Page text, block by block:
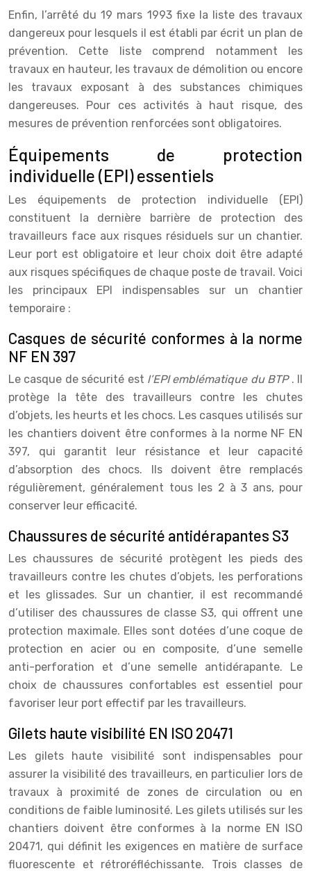
Enfin, l’arrêté du 19 mars 1993 fixe la liste des travaux
dangereux pour lesquels il est établi par écrit un plan de
prévention. Cette liste comprend notamment les
travaux en hauteur, les travaux de démolition ou encore
les travaux exposant à des substances chimiques
dangereuses. Pour ces activités à haut risque, des
mesures de prévention renforcées sont obligatoires.
Équipements de protection
individuelle (EPI) essentiels
Les équipements de protection individuelle (EPI)
constituent la dernière barrière de protection des
travailleurs face aux risques résiduels sur un chantier.
Leur port est obligatoire et leur choix doit être adapté
aux risques spécifiques de chaque poste de travail. Voici
les principaux EPI indispensables sur un chantier
temporaire :
Casques de sécurité conformes à la norme
NF EN 397
Le casque de sécurité est l’EPI emblématique du BTP . Il
protège la tête des travailleurs contre les chutes
d’objets, les heurts et les chocs. Les casques utilisés sur
les chantiers doivent être conformes à la norme NF EN
397, qui garantit leur résistance et leur capacité
d’absorption des chocs. Ils doivent être remplacés
régulièrement, généralement tous les 2 à 3 ans, pour
conserver leur efficacité.
Chaussures de sécurité antidérapantes S3
Les chaussures de sécurité protègent les pieds des
travailleurs contre les chutes d’objets, les perforations
et les glissades. Sur un chantier, il est recommandé
d’utiliser des chaussures de classe S3, qui offrent une
protection maximale. Elles sont dotées d’une coque de
protection en acier ou en composite, d’une semelle
anti-perforation et d’une semelle antidérapante. Le
choix de chaussures confortables est essentiel pour
favoriser leur port effectif par les travailleurs.
Gilets haute visibilité EN ISO 20471
Les gilets haute visibilité sont indispensables pour
assurer la visibilité des travailleurs, en particulier lors de
travaux à proximité de zones de circulation ou en
conditions de faible luminosité. Les gilets utilisés sur les
chantiers doivent être conformes à la norme EN ISO
20471, qui définit les exigences en matière de surface
fluorescente et rétroréfléchissante. Trois classes de